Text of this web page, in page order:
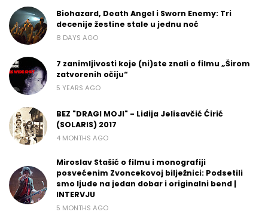
Biohazard, Death Angel i Sworn Enemy: Tri
decenije žestine stale u jednu noć
8 DAYS AGO
7 zanimljivosti koje (ni)ste znali o filmu „Širom
zatvorenih očiju“
5 YEARS AGO
BEZ "DRAGI MOJI" - Lidija Jelisavčić Ćirić
(SOLARIS) 2017
4 MONTHS AGO
Miroslav Stašić o filmu i monografiji
posvećenim Zvoncekovoj bilježnici: Podsetili
smo ljude na jedan dobar i originalni bend |
INTERVJU
5 MONTHS AGO